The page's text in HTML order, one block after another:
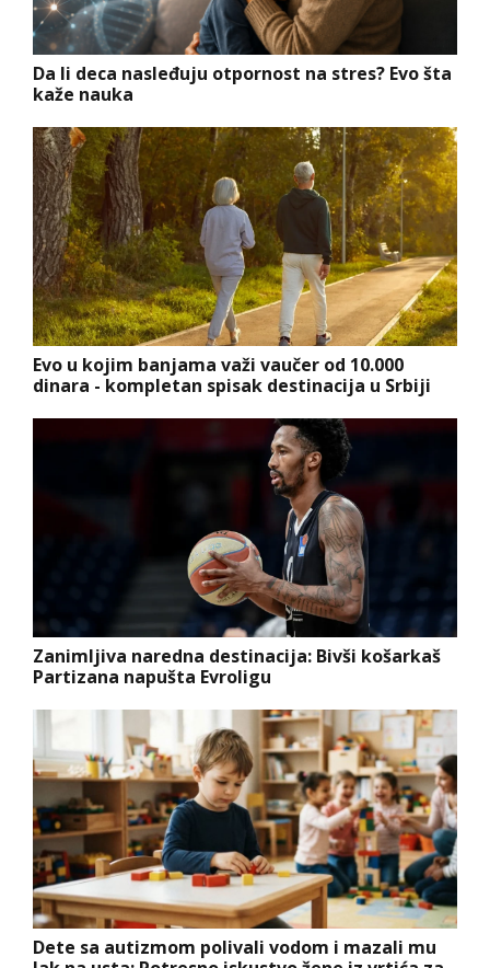
Da li deca nasleđuju otpornost na stres? Evo šta
kaže nauka
Evo u kojim banjama važi vaučer od 10.000
dinara - kompletan spisak destinacija u Srbiji
Zanimljiva naredna destinacija: Bivši košarkaš
Partizana napušta Evroligu
Dete sa autizmom polivali vodom i mazali mu